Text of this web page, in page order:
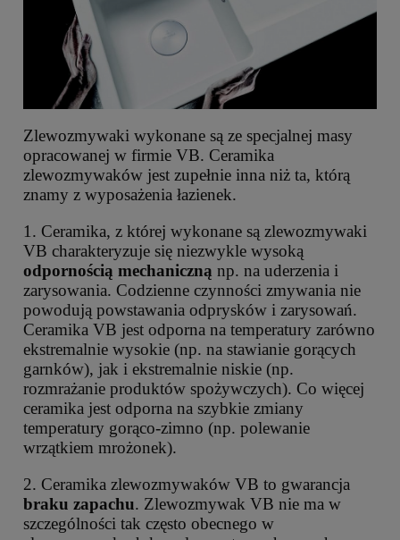
Zlewozmywaki wykonane są ze specjalnej masy
opracowanej w firmie VB. Ceramika
zlewozmywaków jest zupełnie inna niż ta, którą
znamy z wyposażenia łazienek.
1. Ceramika, z której wykonane są zlewozmywaki
VB charakteryzuje się niezwykle wysoką
odpornością mechaniczną np. na uderzenia i
zarysowania. Codzienne czynności zmywania nie
powodują powstawania odprysków i zarysowań.
Ceramika VB jest odporna na temperatury zarówno
ekstremalnie wysokie (np. na stawianie gorących
garnków), jak i ekstremalnie niskie (np.
rozmrażanie produktów spożywczych). Co więcej
ceramika jest odporna na szybkie zmiany
temperatury gorąco-zimno (np. polewanie
wrzątkiem mrożonek).
2. Ceramika zlewozmywaków VB to gwarancja
braku zapachu. Zlewozmywak VB nie ma w
szczególności tak często obecnego w